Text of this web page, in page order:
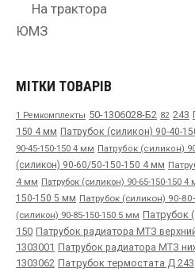
На трактора
ЮМЗ
МІТКИ ТОВАРІВ
1 Ремкомплекты 50-1306028-Б2 82 243
150 4 мм Патрубок (силикон) 90-40-
90-45-150-150 4 мм Патрубок (силикон)
(силикон) 90-60/50-150-150 4 мм
4 мм Патрубок (силикон) 90-65-150-150 4
150-150 5 мм Патрубок (силикон) 90-
(силикон) 90-85-150-150 5 мм Патрубок
150 Патрубок радиатора МТЗ
1303001 Патрубок радиатора МТЗ
1303062 Патрубок термостата Д 243